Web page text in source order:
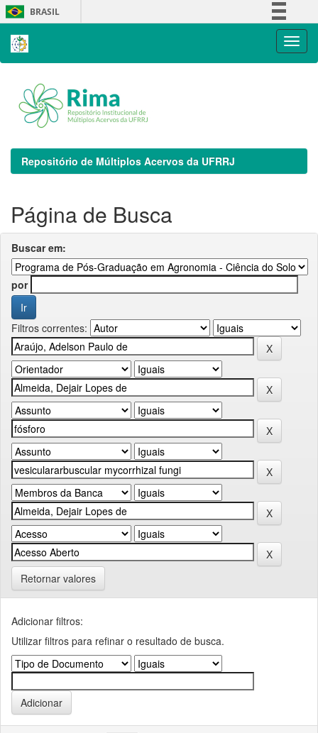
Skip
navigation
BRASIL
Repositório de Múltiplos Acervos da UFRRJ
Página de Busca
Buscar em:
por
Filtros correntes:
Retornar valores
Adicionar filtros:
Utilizar filtros para refinar o resultado de busca.